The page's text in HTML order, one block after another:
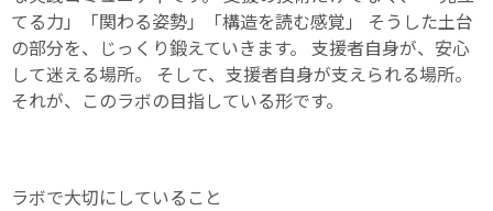
てる力」「関わる姿勢」「構造を読む感覚」 そうした土台
の部分を、じっくり鍛えていきます。 支援者自身が、安心
して迷える場所。 そして、支援者自身が支えられる場所。
それが、このラボの目指している形です。
ラボで大切にしていること